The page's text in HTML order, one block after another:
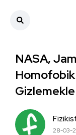
NASA,
Homofobik
Gizlemekle
28-03-